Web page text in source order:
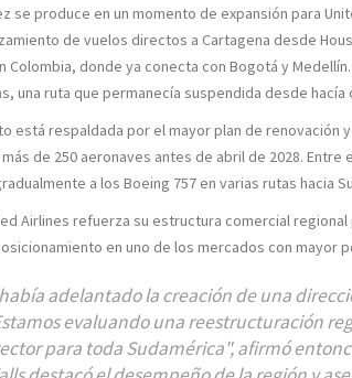
se produce en un momento de expansión para
de vuelos directos a Cartagena desde
donde ya conecta con Bogotá y
una ruta que permanecía suspendida desde hacía
está respaldada por el mayor plan de renovación
de 250 aeronaves antes de abril de 2028. Entre
a los Boeing 757 en varias rutas hacia
Airlines refuerza su estructura comercial
en uno de los mercados con mayor
adelantado la creación de una
evaluando una reestructuración
para toda Sudamérica", afirmó